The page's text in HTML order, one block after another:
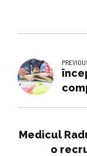
Medicul
o